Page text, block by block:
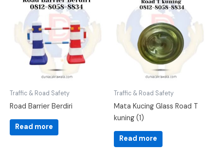
Traffic & Road Safety
Road Barrier Berdiri
Read more
Traffic & Road Safety
Mata Kucing Glass Road T
kuning (1)
Read more